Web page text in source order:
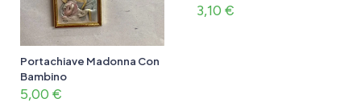
Portachiave Madonna Con
Bambino
5,00 €
3,10 €